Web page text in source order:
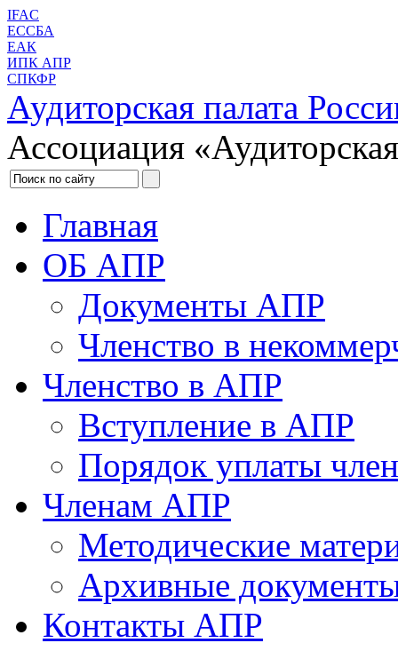
IFAC
ЕССБА
ЕАК
ИПК АПР
СПКФР
Аудиторская палата
Ассоциация
Главная
ОБ АПР
Документы АПР
Членство в
Членство в АПР
Вступление в АПР
Порядок уплаты
Членам АПР
Методические
Архивные
Контакты АПР